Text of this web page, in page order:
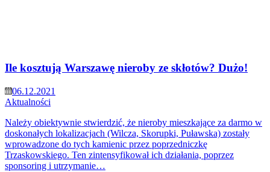
Ile kosztują Warszawę nieroby ze skłotów? Dużo!
06.12.2021
Aktualności
Należy obiektywnie stwierdzić, że nieroby mieszkające za darmo w
doskonałych lokalizacjach (Wilcza, Skorupki, Puławska) zostały
wprowadzone do tych kamienic przez poprzedniczkę
Trzaskowskiego. Ten zintensyfikował ich działania, poprzez
sponsoring i utrzymanie…